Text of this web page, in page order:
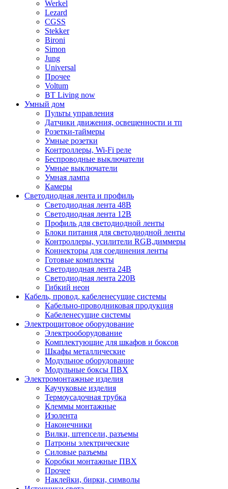
Werkel
Lezard
CGSS
Stekker
Bironi
Simon
Jung
Universal
Прочее
Voltum
BT Living now
Умный дом
Пульты управления
Датчики движения, освещенности и тп
Розетки-таймеры
Умные розетки
Контроллеры, Wi-Fi реле
Беспроводные выключатели
Умные выключатели
Умная лампа
Камеры
Светодиодная лента и профиль
Светодиодная лента 48В
Светодиодная лента 12В
Профиль для светодиодной ленты
Блоки питания для светодиодной ленты
Контроллеры, усилители RGB,диммеры
Коннекторы для соединения ленты
Готовые комплекты
Светодиодная лента 24В
Светодиодная лента 220В
Гибкий неон
Кабель, провод, кабеленесущие системы
Кабельно-проводниковая продукция
Кабеленесущие системы
Электрощитовое оборудование
Электрооборудование
Комплектующие для шкафов и боксов
Шкафы металлические
Модульное оборудование
Модульные боксы ПВХ
Электромонтажные изделия
Каучуковые изделия
Термоусадочная трубка
Клеммы монтажные
Изолента
Наконечники
Вилки, штепсели, разъемы
Патроны электрические
Силовые разъемы
Коробки монтажные ПВХ
Прочее
Наклейки, бирки, символы